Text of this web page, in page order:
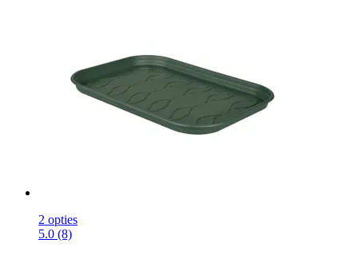
2 opties
5.0 (8)